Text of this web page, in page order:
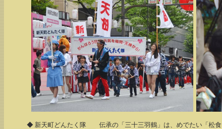
◆ 新天町どんたく隊 伝承の「三十三羽鶴」は、めでたい「松食